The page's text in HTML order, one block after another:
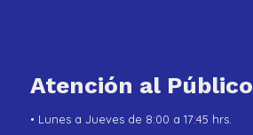
Atención al Público
• Lunes a Jueves de 8:00 a 17:45 hrs.